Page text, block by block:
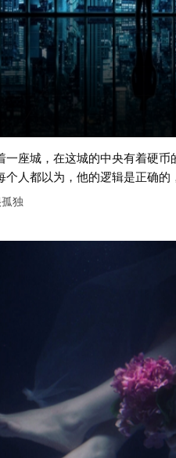
一座城，在这城的中央有着硬
人都以为，他的逻辑是正确
就会以为，这不过是表面现象
后黑金属称为自赏黑金属（
Post-rock）、后金属（Post-
金属相比，更容易融合其他音
泛的音乐元素和情绪。包括但
独